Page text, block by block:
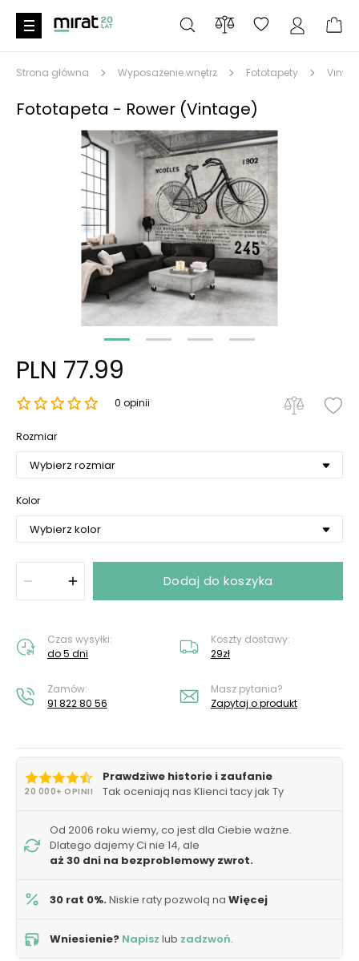
Strona główna Wyposażenie wnętrz Fototapety
Fototapeta - Rower (Vintage)
PLN 77.99
0 opinii
Rozmiar
Kolor
Dodaj do koszyka
Czas wysyłki:
do 5 dni
Koszty dostawy:
29zł
Zamów:
91 822 80 56
Masz pytania?
Zapytaj o produkt
20 000+ OPINII
Prawdziwe historie i zaufanie
Tak oceniają nas Klienci tacy jak Ty
Od 2006 roku wiemy, co jest dla Ciebie ważne.
Dlatego dajemy Ci nie 14, ale
aż 30 dni na bezproblemowy zwrot.
30 rat 0%.Niskie raty pozwolą na Więcej
Wniesienie? Napisz lub zadzwoń.